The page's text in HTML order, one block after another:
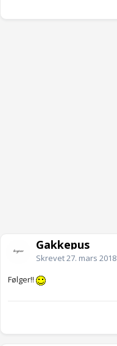
Gakkepus
Skrevet27. mars 2018
Følger!!